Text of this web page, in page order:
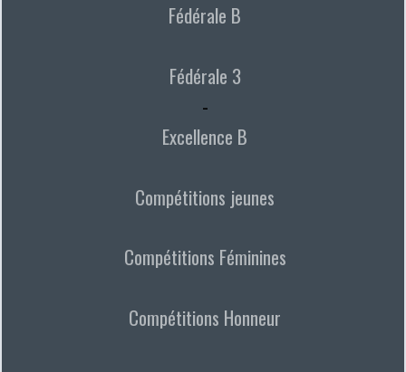
Fédérale B
Fédérale 3
-
Excellence B
Compétitions jeunes
Compétitions Féminines
Compétitions Honneur